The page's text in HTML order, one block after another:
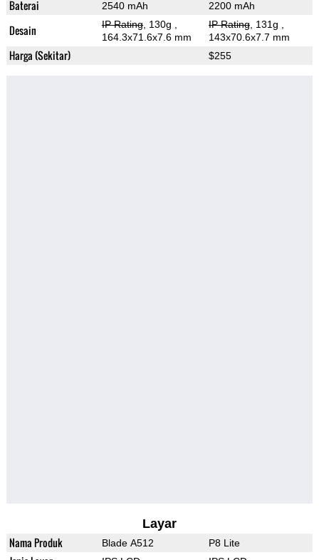
Baterai 2540 mAh 2200 mAh
Desain IP Rating, 130g
164.3x71.6x7.6 mm
IP Rating, 131g
143x70.6x7.7 mm
Harga (Sekitar) $255
Layar
Nama Produk Blade A512 P8 Lite